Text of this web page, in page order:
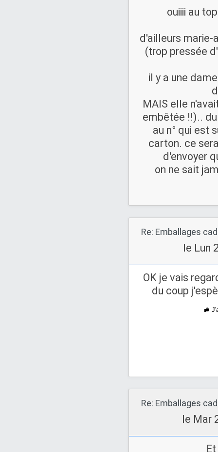
ouiiii au
d'ailleurs marie-
(trop pressée
il y a une
MAIS elle
embêtée !!)..
au n° qui est
carton. ce
d'envoyer
on ne sait
Re: Emballages
le Lun
OK je vais
du coup
Re: Emballages
le Mar